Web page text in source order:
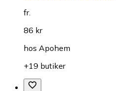
fr.
86 kr
hos Apohem
+19 butiker